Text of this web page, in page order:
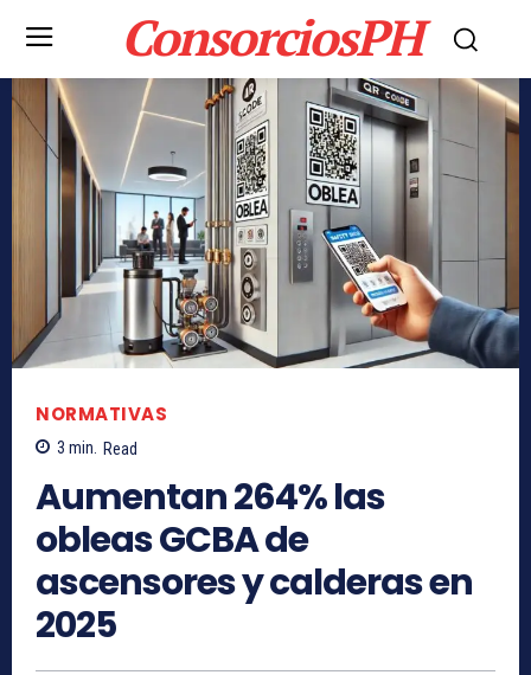
ConsorciosPH
NORMATIVAS
3 min. Read
Aumentan 264% las
obleas GCBA de
ascensores y calderas en
2025